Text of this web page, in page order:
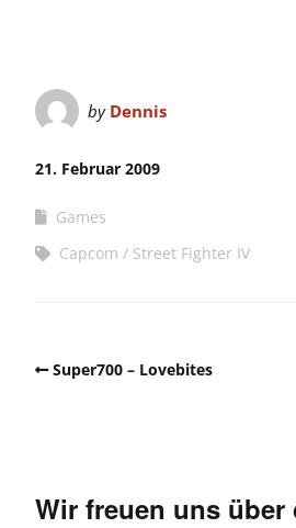
by Dennis
21. Februar 2009
Games
Capcom
Street Fighter IV
Super700 – Lovebites
Wir freuen uns über